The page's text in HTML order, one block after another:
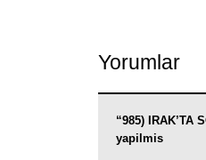
Yorumlar
“985) IRAK’TA
yapilmis